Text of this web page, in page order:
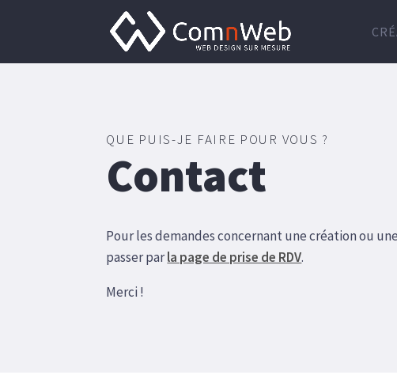
QUE PUIS-JE FAIRE POUR VOUS ?
Contact
Pour les demandes concernant une création ou
passer parla page de prise de RDV.
Merci !